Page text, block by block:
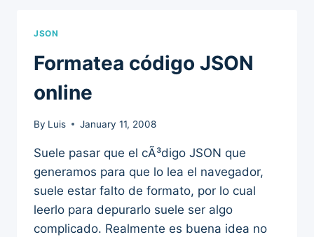
JSON
Formatea código JSON
online
By Luis January 11, 2008
Suele pasar que el cÃ³digo JSON que
generamos para que lo lea el navegador,
suele estar falto de formato, por lo cual
leerlo para depurarlo suele ser algo
complicado. Realmente es buena idea no